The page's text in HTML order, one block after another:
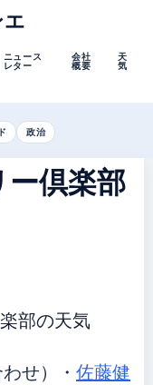
エ
ニュース
レター
会社
概要
天
気
政治
倶楽部
部の天気
せ） ・ 佐藤健